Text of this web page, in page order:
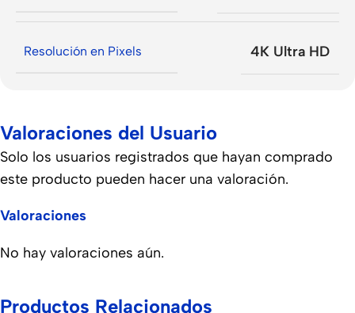
Resolución en Pixels 4K Ultra HD
Valoraciones del Usuario
Valoraciones
No hay valoraciones aún.
Solo los usuarios registrados que hayan comprado
este producto pueden hacer una valoración.
Productos Relacionados